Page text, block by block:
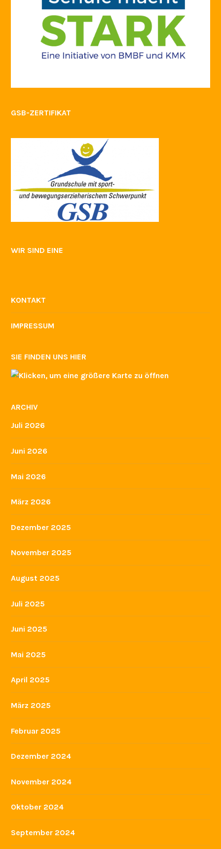
GSB-ZERTIFIKAT
WIR SIND EINE
KONTAKT
IMPRESSUM
SIE FINDEN UNS HIER
ARCHIV
Juli 2026
Juni 2026
Mai 2026
März 2026
Dezember 2025
November 2025
August 2025
Juli 2025
Juni 2025
Mai 2025
April 2025
März 2025
Februar 2025
Dezember 2024
November 2024
Oktober 2024
September 2024